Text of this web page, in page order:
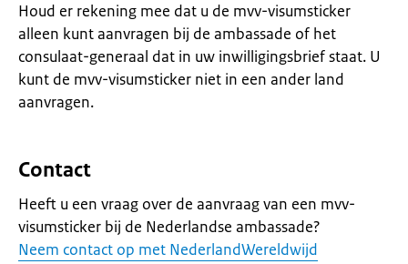
Houd er rekening mee dat u de mvv-visumsticker
alleen kunt aanvragen bij de ambassade of het
consulaat-generaal dat in uw inwilligingsbrief staat. U
kunt de mvv-visumsticker niet in een ander land
aanvragen.
Contact
Heeft u een vraag over de aanvraag van een mvv-
visumsticker bij de Nederlandse ambassade?
Neem contact op met NederlandWereldwijd